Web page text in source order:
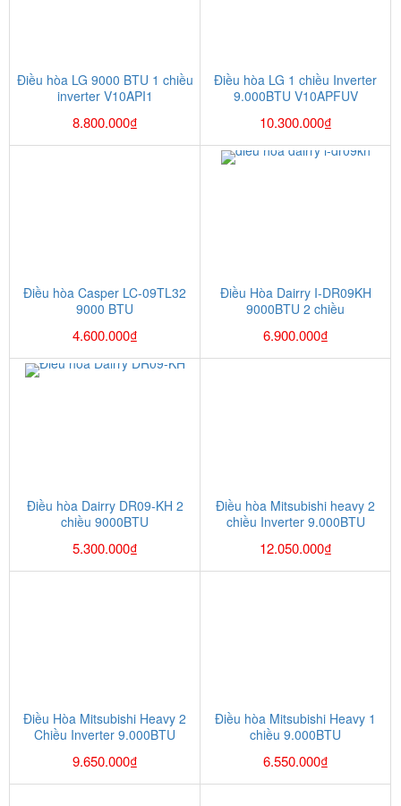
Điều hòa LG 9000 BTU 1 chiều
inverter V10API1
8.800.000₫
Điều hòa LG 1 chiều Inverter
9.000BTU V10APFUV
10.300.000₫
Điều hòa Casper LC-09TL32
9000 BTU
4.600.000₫
Điều Hòa Dairry I-DR09KH
9000BTU 2 chiều
6.900.000₫
Điều hòa Dairry DR09-KH 2
chiều 9000BTU
5.300.000₫
Điều hòa Mitsubishi heavy 2
chiều Inverter 9.000BTU
12.050.000₫
Điều Hòa Mitsubishi Heavy 2
Chiều Inverter 9.000BTU
9.650.000₫
Điều hòa Mitsubishi Heavy 1
chiều 9.000BTU
6.550.000₫